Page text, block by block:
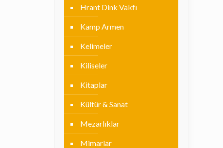
Hrant Dink Vakfı
Kamp Armen
Kelimeler
Kiliseler
Kitaplar
Kültür & Sanat
Mezarlıklar
Mimarlar